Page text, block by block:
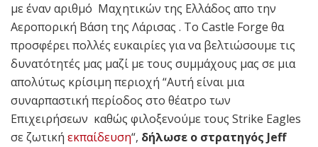
με έναν αριθμό Μαχητικών της Ελλάδος απο την
Αεροπορική Βάση της Λάρισας . Το Castle Forge θα
προσφέρει πολλές ευκαιρίες για να βελτιώσουμε τις
δυνατότητές μας μαζί με τους συμμάχους μας σε μια
απολύτως κρίσιμη περιοχή “Αυτή είναι μια
συναρπαστική περίοδος στο θέατρο των
Επιχειρήσεων καθώς φιλοξενούμε τους Strike Eagles
σε ζωτική εκπαίδευση“, δήλωσε ο στρατηγός Jeff